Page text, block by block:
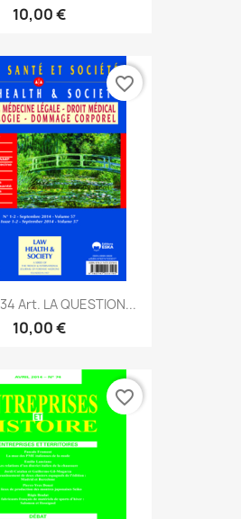
10,00 €
Art. LA QUESTION...
10,00 €
favorite_border
favorite_border